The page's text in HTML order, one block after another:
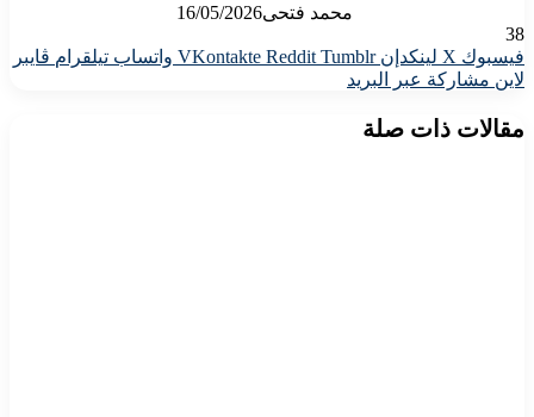
محمد فتحى16/05/2026
38
فيسبوك X لينكدإن واتساب تيلقرام ڤايبر
لاين مشاركة عبر البريد
مقالات ذات صلة